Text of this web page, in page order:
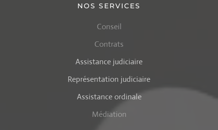
NOS SERVICES
Conseil
Contrats
Assistance judiciaire
Représentation judiciaire
Assistance ordinale
Médiation